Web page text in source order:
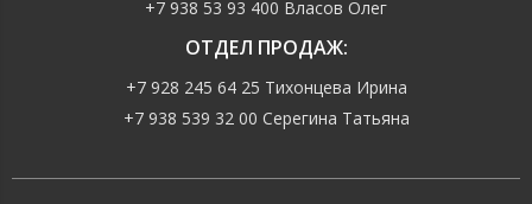
+7 938 53 93 400 Власов Олег
ОТДЕЛ ПРОДАЖ:
+7 928 245 64 25 Тихонцева Ирина
+7 938 539 32 00 Серегина Татьяна